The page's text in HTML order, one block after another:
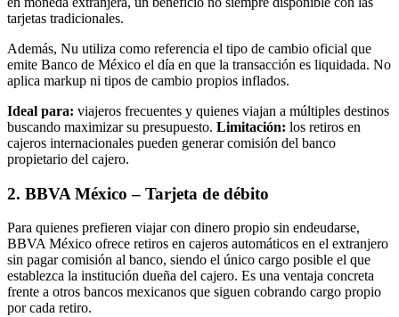
tarjetas tradicionales.
Además, Nu utiliza como referencia el tipo de cambio oficial que
emite Banco de México el día en que la transacción es liquidada. No
aplica markup ni tipos de cambio propios inflados.
Ideal para: viajeros frecuentes y quienes viajan a múltiples destinos
buscando maximizar su presupuesto. Limitación: los retiros en
cajeros internacionales pueden generar comisión del banco
propietario del cajero.
2. BBVA México – Tarjeta de débito
Para quienes prefieren viajar con dinero propio sin endeudarse,
BBVA México ofrece retiros en cajeros automáticos en el extranjero
sin pagar comisión al banco, siendo el único cargo posible el que
establezca la institución dueña del cajero. Es una ventaja concreta
frente a otros bancos mexicanos que siguen cobrando cargo propio
por cada retiro.